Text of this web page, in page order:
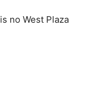
no West Plaza